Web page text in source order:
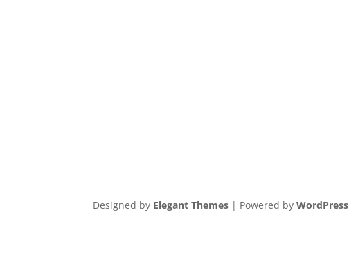
Designed by Elegant Themes | Powered byWordPress